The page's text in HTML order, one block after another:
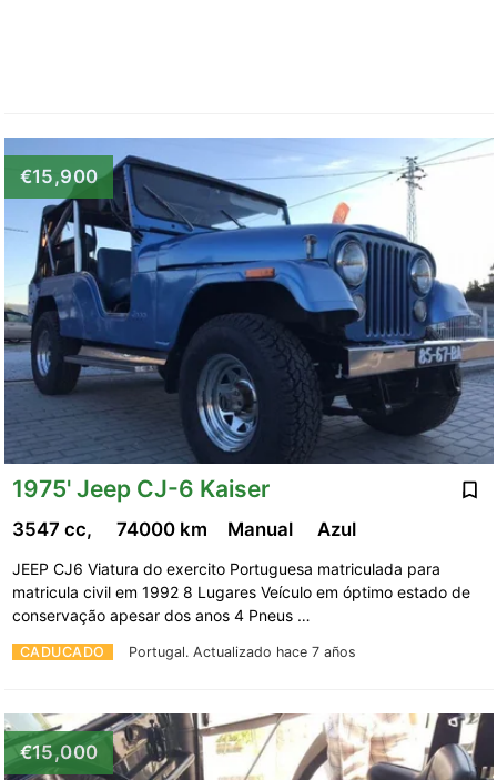
€15,900
1975' Jeep CJ-6 Kaiser
CADUCADO Portugal. Actualizado hace 7 años
3547 cc, 74000 km Manual Azul
JEEP CJ6 Viatura do exercito Portuguesa matriculada para
matricula civil em 1992 8 Lugares Veículo em óptimo estado de
conservação apesar dos anos 4 Pneus …
€15,000